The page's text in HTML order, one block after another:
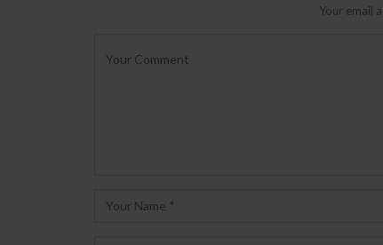
Your email